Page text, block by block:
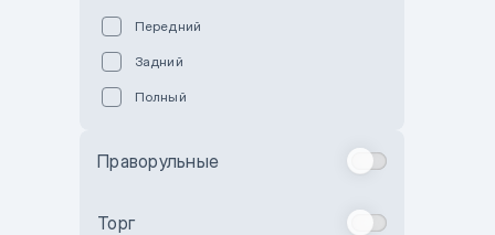
Передний
Задний
Полный
Праворульные
Торг